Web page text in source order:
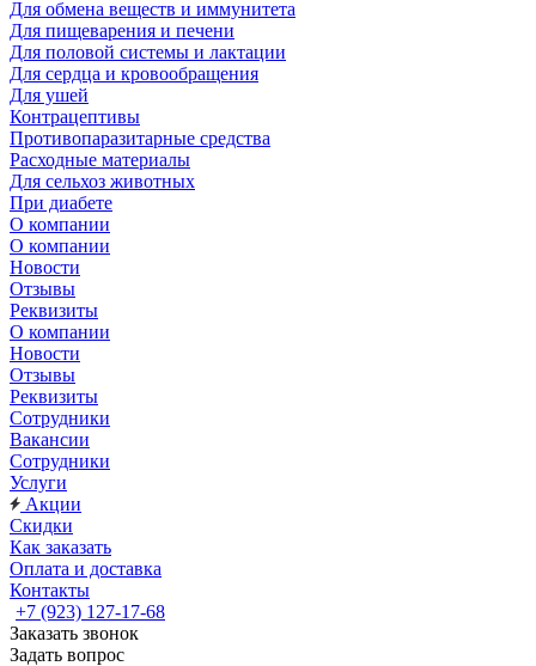
Для обмена веществ и иммунитета
Для пищеварения и печени
Для половой системы и лактации
Для сердца и кровообращения
Для ушей
Контрацептивы
Противопаразитарные средства
Расходные материалы
Для сельхоз животных
При диабете
О компании
О компании
Новости
Отзывы
Реквизиты
О компании
Новости
Отзывы
Реквизиты
Сотрудники
Вакансии
Сотрудники
Услуги
Акции
Скидки
Как заказать
Оплата и доставка
Контакты
+7 (923) 127-17-68
Заказать звонок
Задать вопрос